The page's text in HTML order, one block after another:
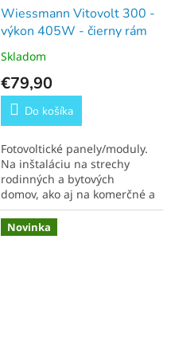
Wiessmann Vitovolt 300 -
výkon 405W - čierny rám
Skladom
€79,90
Do košíka
Fotovoltické panely/moduly.
Na inštaláciu na strechy
rodinných a bytových
domov, ako aj na komerčné a
priemyselné budovy.
Novinka